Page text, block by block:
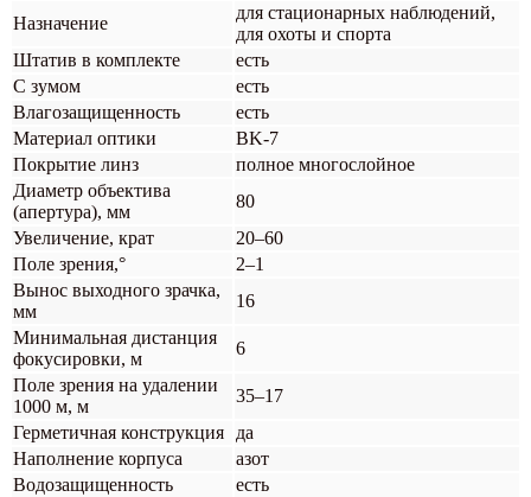
Назначение
для стационарных наблюдений,
для охоты и спорта
Штатив в комплекте
есть
С зумом
есть
Влагозащищенность
есть
Материал оптики
BK-7
Покрытие линз
полное многослойное
Диаметр объектива
(апертура), мм
80
Увеличение, крат
20–60
Поле зрения,°
2–1
Вынос выходного зрачка,
мм
16
Минимальная дистанция
фокусировки, м
6
Поле зрения на удалении
1000 м, м
35–17
Герметичная конструкция
да
Наполнение корпуса
азот
Водозащищенность
есть